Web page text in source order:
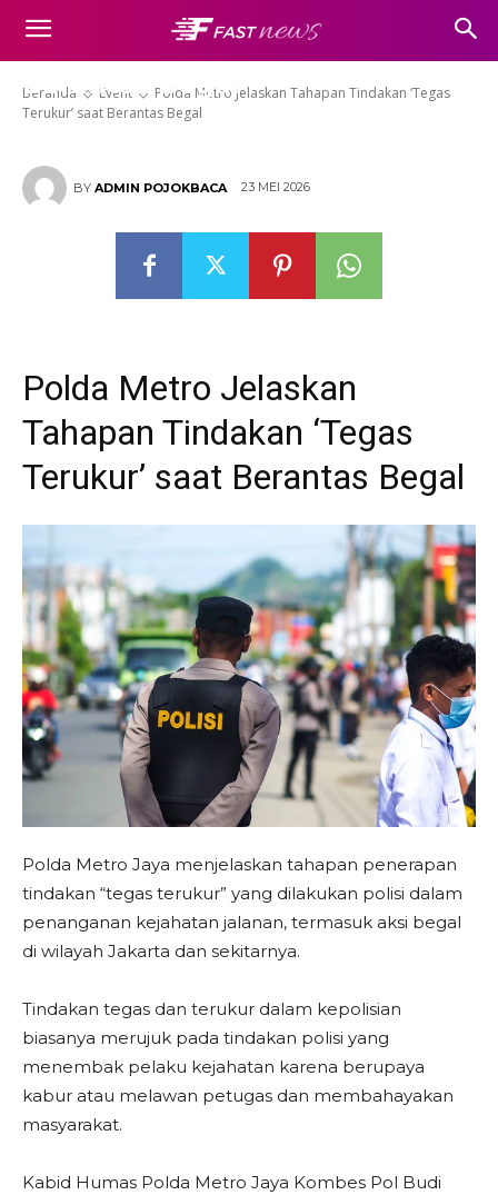
Beranda Event
Polda Metro Jelaskan Tahapan Tindakan ‘Tegas
Terukur’ saat Berantas Begal
Polda Metro Jelaskan Tahapan
Tindakan ‘Tegas Terukur’ saat
Berantas Begal
BY ADMIN POJOKBACA 23 MEI 2026
Polda Metro Jelaskan
Tahapan Tindakan ‘Tegas
Terukur’ saat Berantas Begal
Polda Metro Jaya menjelaskan tahapan penerapan
tindakan “tegas terukur” yang dilakukan polisi dalam
penanganan kejahatan jalanan, termasuk aksi begal
di wilayah Jakarta dan sekitarnya.
Tindakan tegas dan terukur dalam kepolisian
biasanya merujuk pada tindakan polisi yang
menembak pelaku kejahatan karena berupaya
kabur atau melawan petugas dan membahayakan
masyarakat.
Kabid Humas Polda Metro Jaya Kombes Pol Budi